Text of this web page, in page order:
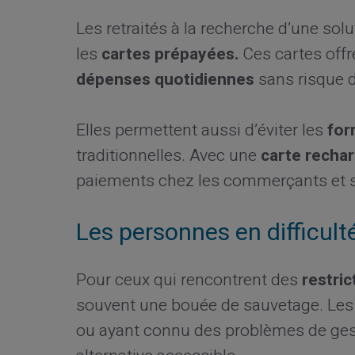
Les retraités à la recherche d’une
les cartes prépayées. Ces cartes
dépenses quotidiennes sans risque
Elles permettent aussi d’éviter les
traditionnelles. Avec une carte
paiements chez les commerçants et
Les personnes en
Pour ceux qui rencontrent des
souvent une bouée de sauvetage. Les
ou ayant connu des problèmes de